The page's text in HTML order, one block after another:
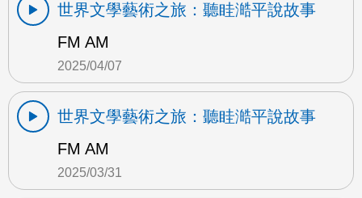
世界文學藝術之旅：聽眭澔平說故事
FM AM
2025/04/07
世界文學藝術之旅：聽眭澔平說故事
FM AM
2025/03/31